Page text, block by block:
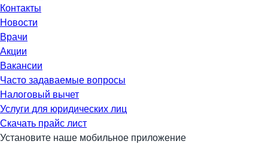
Контакты
Новости
Врачи
Акции
Вакансии
Часто задаваемые вопросы
Налоговый вычет
Услуги для юридических лиц
Скачать прайс лист
Установите наше мобильное приложение